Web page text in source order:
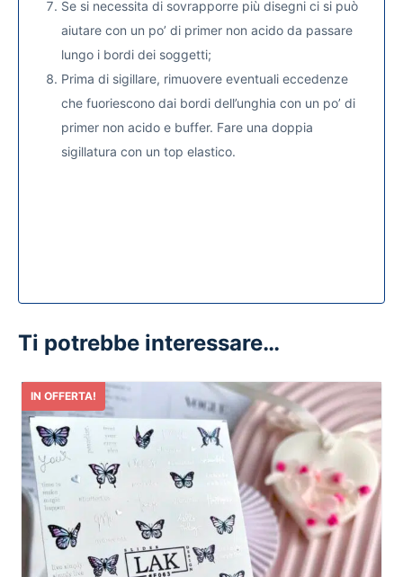
Se si necessita di sovrapporre più disegni ci si può
aiutare con un po’ di primer non acido da passare
lungo i bordi dei soggetti;
Prima di sigillare, rimuovere eventuali eccedenze
che fuoriescono dai bordi dell’unghia con un po’ di
primer non acido e buffer. Fare una doppia
sigillatura con un top elastico.
Ti potrebbe interessare…
IN OFFERTA!